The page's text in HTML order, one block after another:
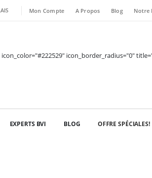
Mon Compte A Propos Blog Notre
icon_border_radius="0"
EXPERTS BVI BLOG OFFRE SPÉCIALES!